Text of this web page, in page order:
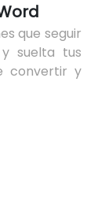
que seguir
suelta tus
convertir y